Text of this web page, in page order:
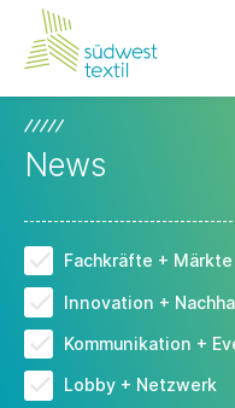
News
Fachkräfte + Märkte
Innovation +
Kommunikation +
Lobby + Netzwerk